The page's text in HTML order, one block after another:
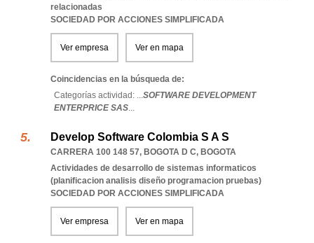
relacionadas
SOCIEDAD POR ACCIONES SIMPLIFICADA
Ver empresa Ver en mapa
Coincidencias en la búsqueda de:
Categorías actividad: ...SOFTWARE DEVELOPMENT
ENTERPRICE SAS...
Develop Software Colombia S A S
CARRERA 100 148 57, BOGOTA D C, BOGOTA
Actividades de desarrollo de sistemas informaticos
(planificacion analisis diseño programacion pruebas)
SOCIEDAD POR ACCIONES SIMPLIFICADA
Ver empresa Ver en mapa